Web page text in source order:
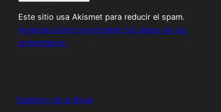
Este sitio usa Akismet para reducir el spam.
Aprende cómo se procesan los datos de tus
comentarios.
Calderón de la Bruja